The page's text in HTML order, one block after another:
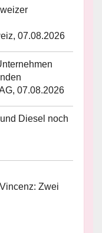
07.08.2026
07.08.2026
Diesel noch
Zwei